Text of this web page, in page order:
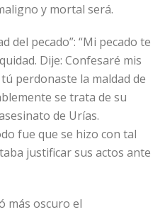
y mortal será.
del pecado”: “Mi pecado te
Dije: Confesaré mis
perdonaste la maldad de
se trata de su
de Urías.
fue que se hizo con tal
justificar sus actos ante
más oscuro el